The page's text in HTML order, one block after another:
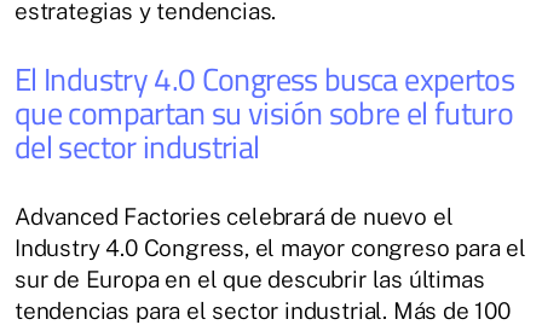
estrategias y tendencias.
El Industry 4.0 Congress busca expertos
que compartan su visión sobre el futuro
del sector industrial
Advanced Factories celebrará de nuevo el
Industry 4.0 Congress, el mayor congreso para el
sur de Europa en el que descubrir las últimas
tendencias para el sector industrial. Más de 100